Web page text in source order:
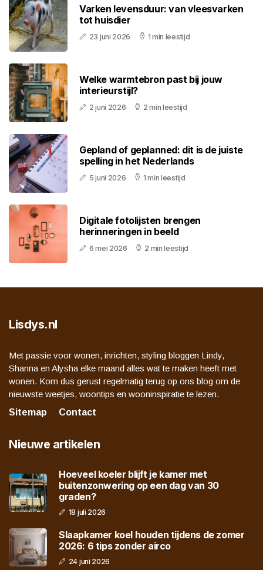
Varken levensduur: van vleesvarken
tot huisdier
23 juni 2026 1 min leestijd
Welke warmtebron past bij jouw
interieurstijl?
2 juni 2026 2 min leestijd
Gepland of geplanned: dit is de juiste
spelling in het Nederlands
5 juni 2026 1 min leestijd
Digitale fotolijsten brengen
herinneringen in beeld
6 mei 2026 2 min leestijd
Lisdys.nl
Met passie voor wonen, inrichten, styling bloggen Lindy,
Shanna en Alysha elke maand alles wat te maken heeft met
wonen. Kom dus gerust regelmatig terug op ons blog om de
nieuwste weetjes, woontips en wooninspiratie te lezen.
Sitemap
Contact
Nieuwe artikelen
Hoeveel koeler blijft je kamer met
buitenzonwering op een dag van 30
graden?
18 juli 2026
Slaapkamer koel houden tijdens de zomer
2026: 6 tips zonder airco
24 juni 2026